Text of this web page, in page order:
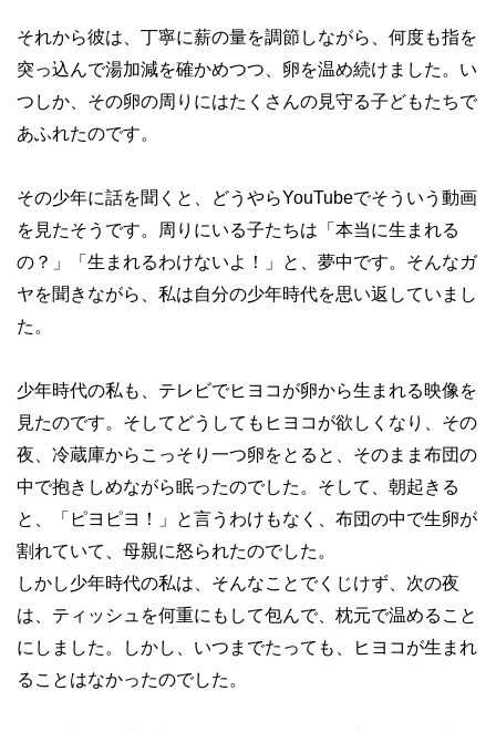
それから彼は、丁寧に薪の量を調節しながら、何度も指を
突っ込んで湯加減を確かめつつ、卵を温め続けました。い
つしか、その卵の周りにはたくさんの見守る子どもたちで
あふれたのです。
その少年に話を聞くと、どうやらYouTubeでそういう動画
を見たそうです。周りにいる子たちは「本当に生まれる
の？」「生まれるわけないよ！」と、夢中です。そんなガ
ヤを聞きながら、私は自分の少年時代を思い返していまし
た。
少年時代の私も、テレビでヒヨコが卵から生まれる映像を
見たのです。そしてどうしてもヒヨコが欲しくなり、その
夜、冷蔵庫からこっそり一つ卵をとると、そのまま布団の
中で抱きしめながら眠ったのでした。そして、朝起きる
と、「ピヨピヨ！」と言うわけもなく、布団の中で生卵が
割れていて、母親に怒られたのでした。
しかし少年時代の私は、そんなことでくじけず、次の夜
は、ティッシュを何重にもして包んで、枕元で温めること
にしました。しかし、いつまでたっても、ヒヨコが生まれ
ることはなかったのでした。